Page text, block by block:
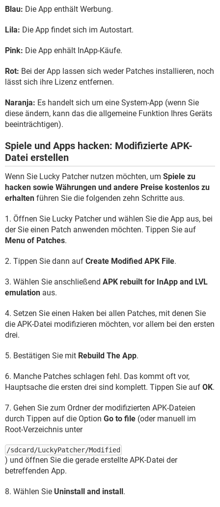
Blau: Die App enthält Werbung.
Lila: Die App findet sich im Autostart.
Pink: Die App enhält InApp-Käufe.
Rot: Bei der App lassen sich weder Patches installieren, noch
lässt sich ihre Lizenz entfernen.
Naranja: Es handelt sich um eine System-App (wenn Sie
diese ändern, kann das die allgemeine Funktion Ihres Geräts
beeinträchtigen).
Spiele und Apps hacken: Modifizierte APK-
Datei erstellen
Wenn Sie Lucky Patcher nutzen möchten, um Spiele zu
hacken sowie Währungen und andere Preise kostenlos zu
erhalten führen Sie die folgenden zehn Schritte aus.
1. Öffnen Sie Lucky Patcher und wählen Sie die App aus, bei
der Sie einen Patch anwenden möchten. Tippen Sie auf
Menu of Patches.
2. Tippen Sie dann auf Create Modified APK File.
3. Wählen Sie anschließend APK rebuilt for InApp and LVL
emulation aus.
4. Setzen Sie einen Haken bei allen Patches, mit denen Sie
die APK-Datei modifizieren möchten, vor allem bei den ersten
drei.
5. Bestätigen Sie mit Rebuild The App.
6. Manche Patches schlagen fehl. Das kommt oft vor,
Hauptsache die ersten drei sind komplett. Tippen Sie auf OK.
7. Gehen Sie zum Ordner der modifizierten APK-Dateien
durch Tippen auf die Option Go to file (oder manuell im
Root-Verzeichnis unter
/sdcard/LuckyPatcher/Modified
) und öffnen Sie die gerade erstellte APK-Datei der
betreffenden App.
8. Wählen Sie Uninstall and install.